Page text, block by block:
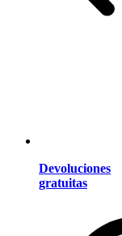
Devoluciones
gratuitas